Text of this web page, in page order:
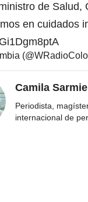
de
en cuidados
Camila
Periodista,
internacional de